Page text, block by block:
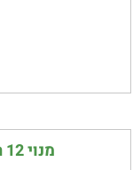
מנוי 12 חודשי לייב לאקס בוקס וואן